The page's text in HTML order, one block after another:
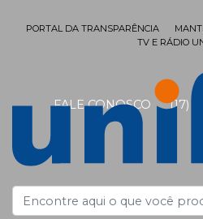
FALE CONOSCO (17)
PORTAL DA TRANSPARÊNCIA
TV E RÁDIO